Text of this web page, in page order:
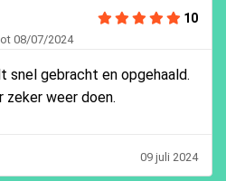
10
08/07/2024
snel gebracht en opgehaald.
zeker weer doen.
09 juli 2024